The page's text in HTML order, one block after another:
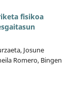
fisikoa
Josune
Romero, Bingen